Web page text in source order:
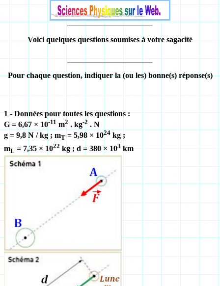
Voici quelques questions soumises à votre sagacité
Pour chaque question, indiquer la (ou les) bonne(s) réponse(s)
1 - Données pour toutes les questions :
G = 6,67 × 10-11 m2 . kg-2 . N
g = 9,8 N / kg ; mT = 5,98 × 1024 kg ;
mL= 7,35 × 1022kg ; d = 380 × 103km